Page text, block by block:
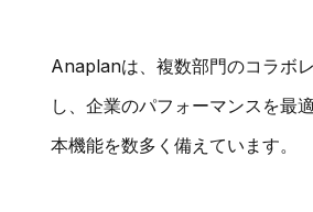
Anaplanは、複数部門のコラボ
し、企業のパフォーマンスを最
本機能を数多く備えています。